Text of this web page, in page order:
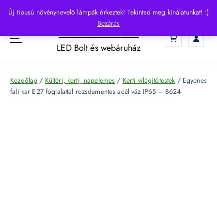
Új típusú növénynevelő lámpák érkeztek! Tekintsd meg kínálatunkat! :)
Bezárás
p
o
HelloLED.hu
LED Bolt és webáruház
Kezdőlap / Kültéri, kerti, napelemes / Kerti világítótestek / Egyenes
fali kar E27 foglalattal rozsdamentes acél váz IP65 – 8624